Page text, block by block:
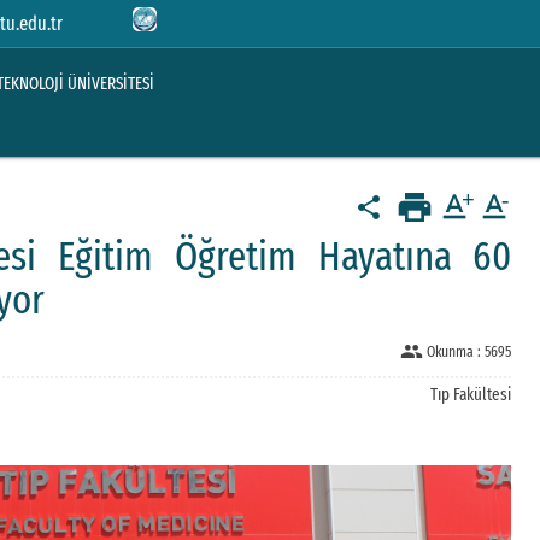
ÜNİVERSİTESİ
print text_format text_format
share
Eğitim Öğretim Hayatına 60
people Okunma :5695
Tıp Fakültesi